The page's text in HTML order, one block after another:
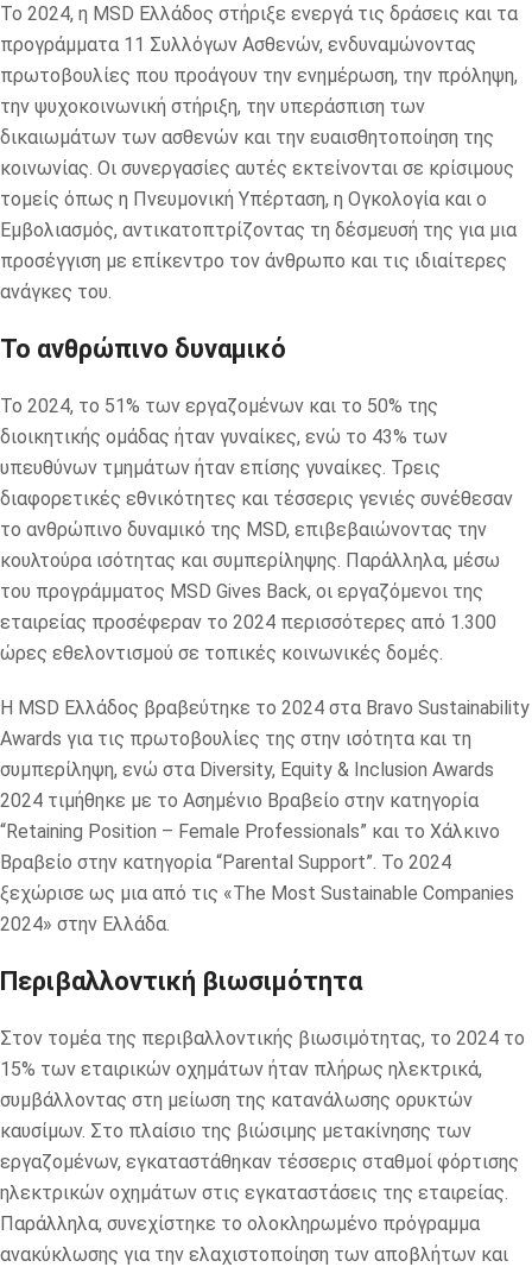
Το 2024, η MSD Ελλάδος στήριξε ενεργά τις δράσεις και τα
προγράμματα 11 Συλλόγων Ασθενών, ενδυναμώνοντας
πρωτοβουλίες που προάγουν την ενημέρωση, την πρόληψη,
την ψυχοκοινωνική στήριξη, την υπεράσπιση των
δικαιωμάτων των ασθενών και την ευαισθητοποίηση της
κοινωνίας. Οι συνεργασίες αυτές εκτείνονται σε κρίσιμους
τομείς όπως η Πνευμονική Υπέρταση, η Ογκολογία και ο
Εμβολιασμός, αντικατοπτρίζοντας τη δέσμευσή της για μια
προσέγγιση με επίκεντρο τον άνθρωπο και τις ιδιαίτερες
ανάγκες του.
Το ανθρώπινο δυναμικό
Το 2024, το 51% των εργαζομένων και το 50% της
διοικητικής ομάδας ήταν γυναίκες, ενώ το 43% των
υπευθύνων τμημάτων ήταν επίσης γυναίκες. Τρεις
διαφορετικές εθνικότητες και τέσσερις γενιές συνέθεσαν
το ανθρώπινο δυναμικό της MSD, επιβεβαιώνοντας την
κουλτούρα ισότητας και συμπερίληψης. Παράλληλα, μέσω
του προγράμματος MSD Gives Back, οι εργαζόμενοι της
εταιρείας προσέφεραν το 2024 περισσότερες από 1.300
ώρες εθελοντισμού σε τοπικές κοινωνικές δομές.
Η MSD Ελλάδος βραβεύτηκε το 2024 στα Bravo Sustainability
Awards για τις πρωτοβουλίες της στην ισότητα και τη
συμπερίληψη, ενώ στα Diversity, Equity & Inclusion Awards
2024 τιμήθηκε με το Ασημένιο Βραβείο στην κατηγορία
“Retaining Position – Female Professionals” και το Χάλκινο
Βραβείο στην κατηγορία “Parental Support”. Το 2024
ξεχώρισε ως μια από τις «The Most Sustainable Companies
2024» στην Ελλάδα.
Περιβαλλοντική βιωσιμότητα
Στον τομέα της περιβαλλοντικής βιωσιμότητας, το 2024 το
15% των εταιρικών οχημάτων ήταν πλήρως ηλεκτρικά,
συμβάλλοντας στη μείωση της κατανάλωσης ορυκτών
καυσίμων. Στο πλαίσιο της βιώσιμης μετακίνησης των
εργαζομένων, εγκαταστάθηκαν τέσσερις σταθμοί φόρτισης
ηλεκτρικών οχημάτων στις εγκαταστάσεις της εταιρείας.
Παράλληλα, συνεχίστηκε το ολοκληρωμένο πρόγραμμα
ανακύκλωσης για την ελαχιστοποίηση των αποβλήτων και